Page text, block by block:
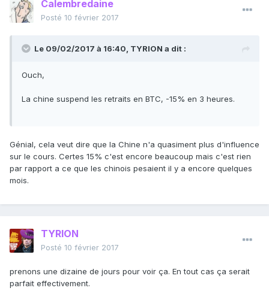
Calembredaine
Posté 10 février 2017
Le 09/02/2017 à 16:40, TYRION a dit :
Ouch,
La chine suspend les retraits en BTC, -15% en 3 heures.
Génial, cela veut dire que la Chine n'a quasiment plus d'influence
sur le cours. Certes 15% c'est encore beaucoup mais c'est rien
par rapport a ce que les chinois pesaient il y a encore quelques
mois.
TYRION
Posté 10 février 2017
prenons une dizaine de jours pour voir ça. En tout cas ça serait
parfait effectivement.